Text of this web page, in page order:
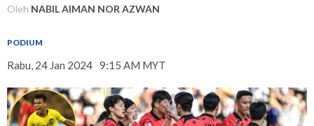
Oleh NABIL AIMAN NOR AZWAN
PODIUM
Rabu, 24 Jan 2024 9:15 AM MYT